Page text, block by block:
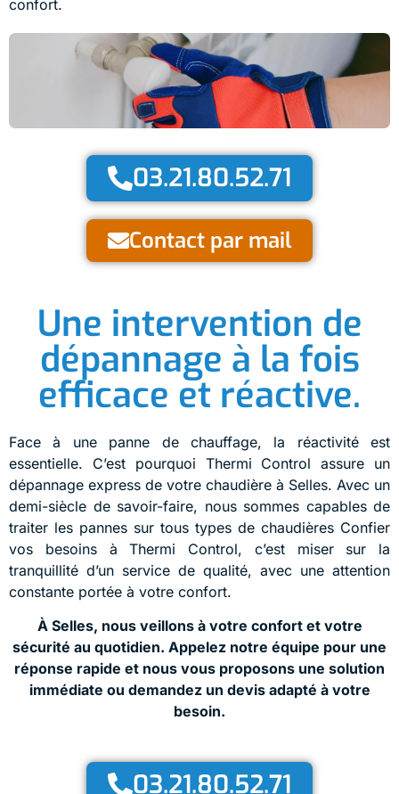
confort.
03.21.80.52.71
Contact par mail
Une intervention de
dépannage à la fois
efficace et réactive.
Face à une panne de chauffage, la réactivité est
essentielle. C’est pourquoi Thermi Control assure un
dépannage express de votre chaudière à Selles. Avec un
demi-siècle de savoir-faire, nous sommes capables de
traiter les pannes sur tous types de chaudières Confier
vos besoins à Thermi Control, c’est miser sur la
tranquillité d’un service de qualité, avec une attention
constante portée à votre confort.
À Selles, nous veillons à votre confort et votre
sécurité au quotidien. Appelez notre équipe pour une
réponse rapide et nous vous proposons une solution
immédiate ou demandez un devis adapté à votre
besoin.
03.21.80.52.71